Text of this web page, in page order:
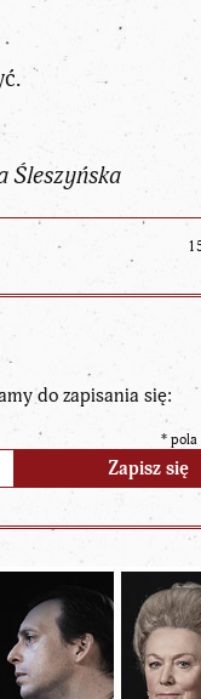
Śleszyńska
do zapisania się:
*pola